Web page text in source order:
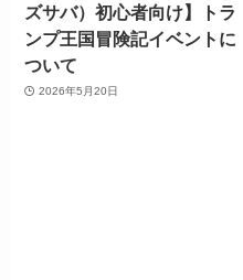
ズサバ）初心者向け】トラ
ンプ王国冒険記イベントに
ついて
2026年5月20日